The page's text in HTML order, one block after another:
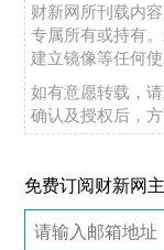
财新网所刊载内
专属所有或持有
建立镜像等任何使
如有意愿转载，
确认及授权后，方
免费订阅财新网